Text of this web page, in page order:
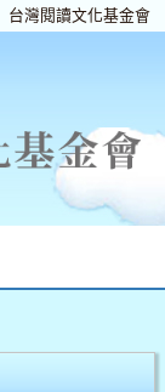
台灣閱讀文化基金會